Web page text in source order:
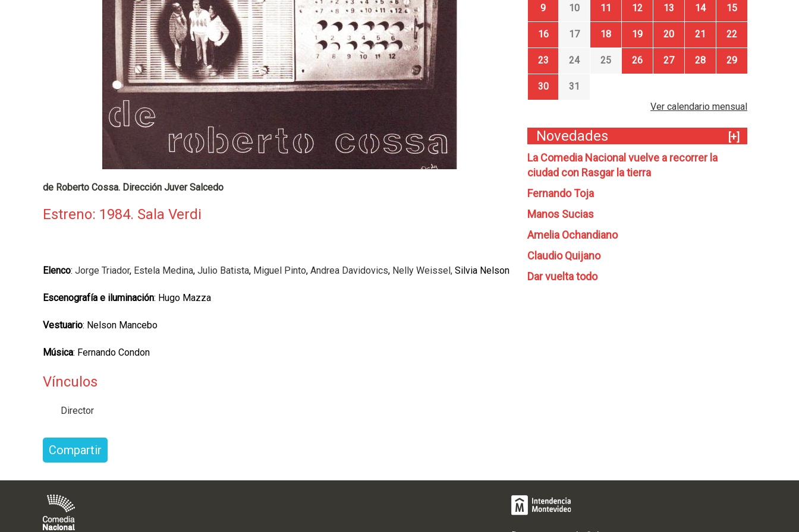
de Roberto Cossa. Dirección Juver Salcedo
Estreno: 1984. Sala Verdi
Elenco: Jorge Triador, Estela Medina, Julio Batista, Miguel Pinto, Andrea Davidovics, Nelly Weissel, Silvia Nelson
Escenografía e iluminación: Hugo Mazza
Vestuario: Nelson Mancebo
Música: Fernando Condon
Vínculos
Director
Compartir
9 10 11 12 13 14 15
16 17 18 19 20 21 22
23 24 25 26 27 28 29
30
31
Ver calendario mensual
Novedades
[+]
La Comedia Nacional vuelve a recorrer la
ciudad con Rasgar la tierra
Fernando Toja
Manos Sucias
Amelia Ochandiano
Claudio Quijano
Dar vuelta todo